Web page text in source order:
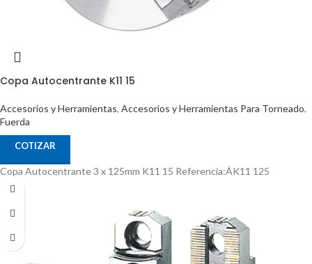
Copa Autocentrante K11 15
Accesorios y Herramientas, Accesorios y Herramientas Para Torneado,
Fuerda
COTIZAR
Copa Autocentrante 3 x 125mm K11 15 Referencia:ÁK11 125